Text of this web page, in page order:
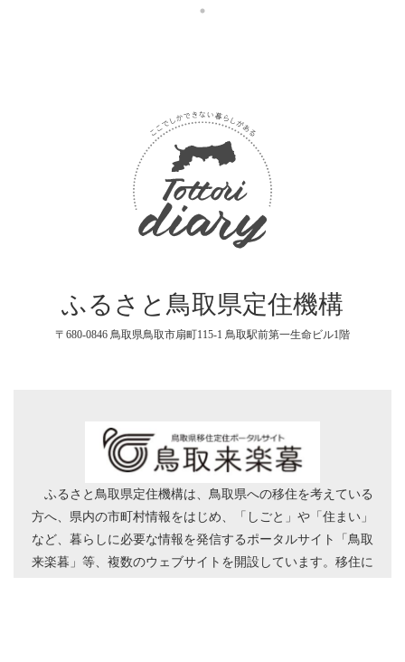
ふるさと鳥取県定住機構
〒680-0846 鳥取県鳥取市扇町115-1 鳥取駅前第一生命ビル1階
ふるさと鳥取県定住機構は、鳥取県への移住を考えている
方へ、県内の市町村情報をはじめ、「しごと」や「住まい」
など、暮らしに必要な情報を発信するポータルサイト「鳥取
来楽暮」等、複数のウェブサイトを開設しています。移住に